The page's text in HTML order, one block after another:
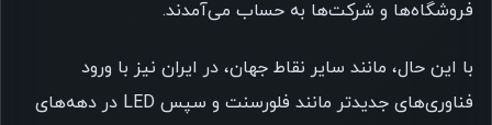
فروشگاه‌ها و شرکت‌ها به حساب می‌آمدند.
با این حال، مانند سایر نقاط جهان، در ایران نیز با ورود
فناوری‌های جدیدتر مانند فلورسنت و سپس LED در دهه‌های